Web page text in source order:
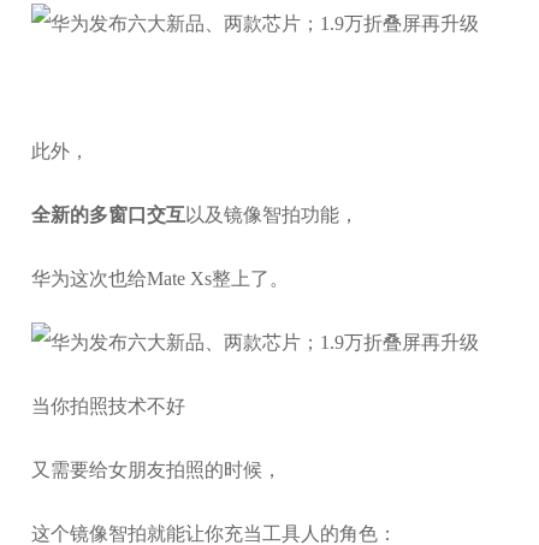
此外，
全新的多窗口交互 以及镜像智拍功能，
华为这次也给Mate Xs整上了。
当你拍照技术不好
又需要给女朋友拍照的时候，
这个镜像智拍就能让你充当工具人的角色：